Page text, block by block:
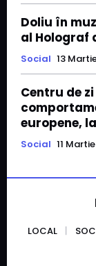
Doliu în
al Holograf
Social 13
Centru de
europene,
Social 11
LOCAL